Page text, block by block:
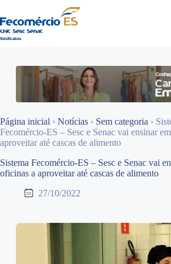
para
o
conteúdo
Página inicial › Notícias › Sem categoria ›
Fecomércio-ES – Sesc e Senac vai ensinar
aproveitar até cascas de alimento
Sistema Fecomércio-ES – Sesc e Senac vai
oficinas a aproveitar até cascas de alimento
27/10/2022